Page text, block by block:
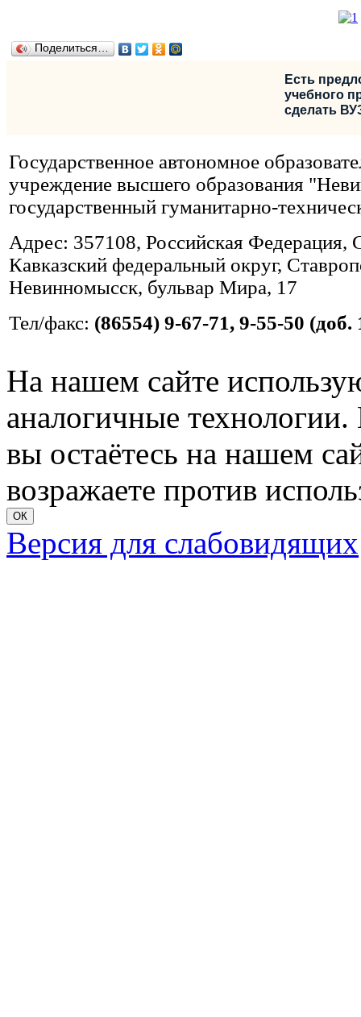
Поделиться…
Есть
учебного
сделать
Государственное автономное
учреждение высшего образования
государственный гуманитарно-
Адрес: 357108, Российская Федерация,
Кавказский федеральный округ,
Невинномысск, бульвар Мира, 17
Тел/факс: (86554) 9-67-71, 9-55-50 (доб.
На нашем сайте
аналогичные
вы остаётесь на нашем
возражаете против
ОК
Версия для слабовидящих